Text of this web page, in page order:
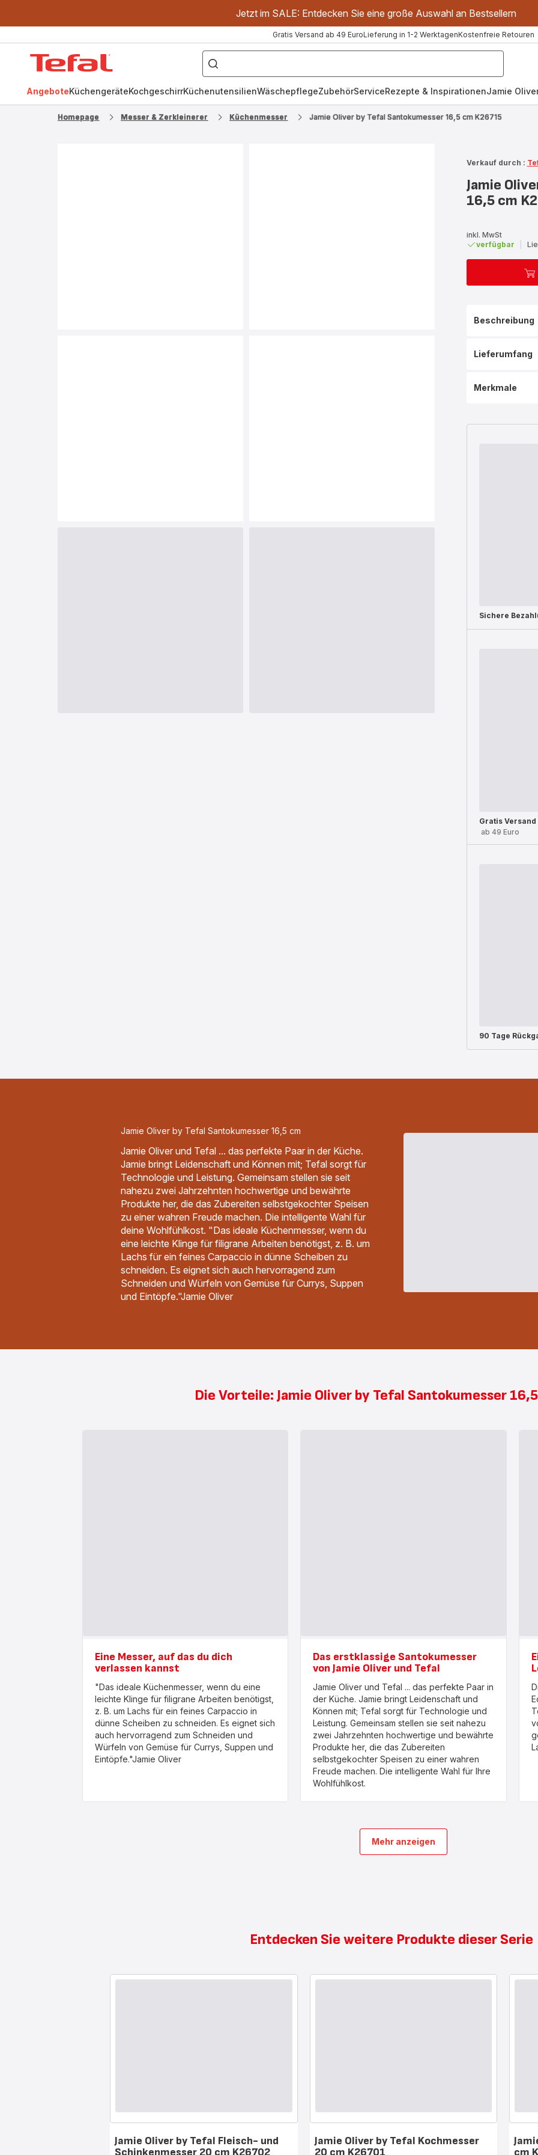
Jetzt im SALE: Entdecken Sie eine große Auswahl an Bestsellern
Gratis Versand ab 49 EuroLieferung in 1-2 WerktagenKostenfreie Retouren
["OptiGrill","Easy
Fry","Pfanne"]
AngeboteKüchengeräteKochgeschirrKüchenutensilienWäschepflegeZubehörServiceRezepte & InspirationenJamie
Homepage Messer & Zerkleinerer Küchenmesser Jamie Oliver by Tefal Santokumesser 16,5 cm K26715
Verkauf durch :
Jamie
16,5 cm
inkl. MwSt
verfügbar
Beschreibung
Lieferumfang
Merkmale
Sichere
Gratis Versand
ab 49 Euro
90 Tage
Jamie Oliver by Tefal Santokumesser 16,5 cm
Jamie Oliver und Tefal ... das perfekte Paar in der Küche.
Jamie bringt Leidenschaft und Können mit; Tefal sorgt für
Technologie und Leistung. Gemeinsam stellen sie seit
nahezu zwei Jahrzehnten hochwertige und bewährte
Produkte her, die das Zubereiten selbstgekochter Speisen
zu einer wahren Freude machen. Die intelligente Wahl für
deine Wohlfühlkost. "Das ideale Küchenmesser, wenn du
eine leichte Klinge für filigrane Arbeiten benötigst, z. B. um
Lachs für ein feines Carpaccio in dünne Scheiben zu
schneiden. Es eignet sich auch hervorragend zum
Schneiden und Würfeln von Gemüse für Currys, Suppen
und Eintöpfe."Jamie Oliver
Die Vorteile: Jamie Oliver by Tefal Santokumesser
Eine Messer, auf das du dich
verlassen kannst
"Das ideale Küchenmesser, wenn du eine
leichte Klinge für filigrane Arbeiten benötigst,
z. B. um Lachs für ein feines Carpaccio in
dünne Scheiben zu schneiden. Es eignet sich
auch hervorragend zum Schneiden und
Würfeln von Gemüse für Currys, Suppen und
Eintöpfe."Jamie Oliver
Das erstklassige Santokumesser
von Jamie Oliver und Tefal
Jamie Oliver und Tefal ... das perfekte Paar in
der Küche. Jamie bringt Leidenschaft und
Können mit; Tefal sorgt für Technologie und
Leistung. Gemeinsam stellen sie seit nahezu
zwei Jahrzehnten hochwertige und bewährte
Produkte her, die das Zubereiten
selbstgekochter Speisen zu einer wahren
Freude machen. Die intelligente Wahl für Ihre
Wohlfühlkost.
Mehr anzeigen
Entdecken Sie weitere Produkte dieser
Jamie Oliver by Tefal Fleisch- und
Schinkenmesser 20 cm K26702
Jamie Oliver by Tefal Kochmesser
20 cm K26701
cm